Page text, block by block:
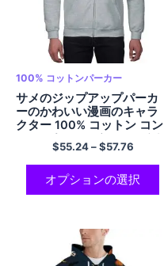
100% コットンパーカー
サメのジップアップパーカ
ーのかわいい漫画のキャラ
クター 100% コットン コン
フォート フーディ マルチカ
$55.24–$57.76
オプションの選択